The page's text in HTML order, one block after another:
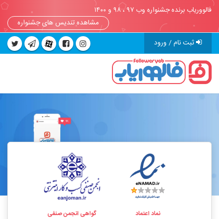
فالووریاب برنده جشنواره وب ۹۷ ، ۹۸ و ۱۴۰۰
مشاهده تندیس های جشنواره
ثبت نام / ورود
نماد اعتماد گواهی انجمن صنفی